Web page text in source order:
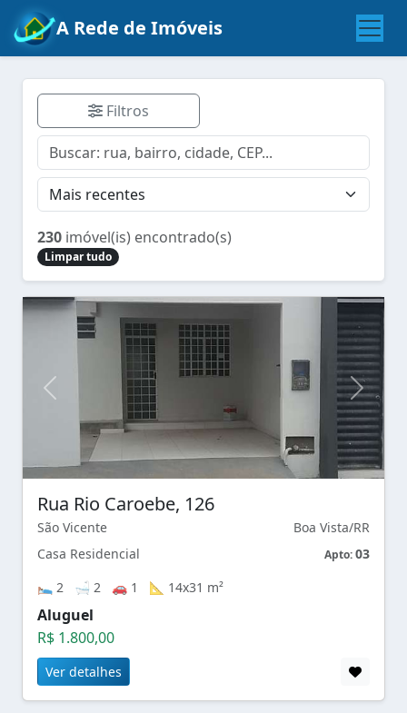
A Rede de Imóveis
Filtros
230 imóvel(is) encontrado(s)
Limpar tudo
Rua Rio Caroebe, 126
São Vicente
Boa Vista/RR
Casa Residencial
Apto:03
🛌 2 🛁 2 🚗 1 📐 14x31 m²
Aluguel
R$ 1.800,00
Ver detalhes